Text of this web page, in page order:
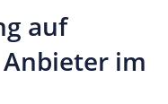
auf
im